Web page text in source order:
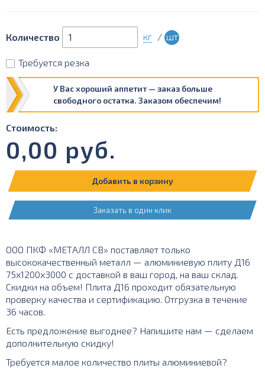
Количество кг / шт
Требуется резка
У Вас хороший аппетит — заказ больше
свободного остатка. Заказом обеспечим!
Стоимость:
0,00 руб.
Добавить в корзину
Заказать в один клик
ООО ПКФ «МЕТАЛЛ СВ» поставляет только
высококачественный металл — алюминиевую плиту Д16
75х1200х3000 с доставкой в ваш город, на ваш склад.
Скидки на объем! Плита Д16 проходит обязательную
проверку качества и сертификацию. Отгрузка в течение
36 часов.
Есть предложение выгоднее? Напишите нам — сделаем
дополнительную скидку!
Требуется малое количество плиты алюминиевой?